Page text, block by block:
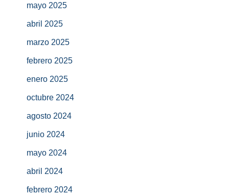
mayo 2025
abril 2025
marzo 2025
febrero 2025
enero 2025
octubre 2024
agosto 2024
junio 2024
mayo 2024
abril 2024
febrero 2024